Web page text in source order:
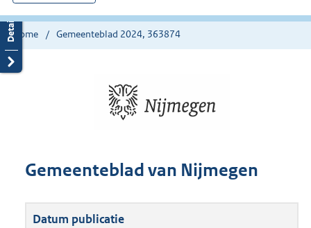
hier:
Home Gemeenteblad 2024, 363874
Gemeenteblad van Nijmegen